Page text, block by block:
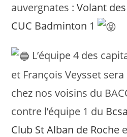
auvergnates :Volant
CUC Badminton 1
L’équipe 4 des
et François Veysset
chez nos voisins du
contre l’équipe 1 du
Club St Alban de Roche